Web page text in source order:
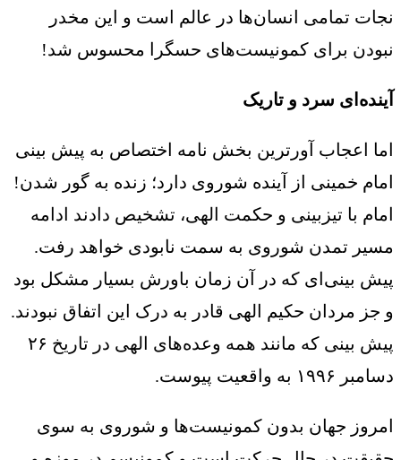
نجات تمامی انسان‌ها در عالم است و این مخدر
نبودن برای کمونیست‌های حسگرا محسوس شد!
آینده‌ای سرد و تاریک
اما اعجاب آورترین بخش نامه اختصاص به پیش بینی
امام خمینی از آینده شوروی دارد؛ زنده به گور شدن!
امام با تیزبینی و حکمت الهی، تشخیص دادند ادامه
مسیر تمدن شوروی به سمت نابودی خواهد رفت.
پیش بینی‌ای که در آن زمان باورش بسیار مشکل بود
و جز مردان حکیم الهی قادر به درک این اتفاق نبودند.
پیش بینی که مانند همه وعده‌های الهی در تاریخ ۲۶
دسامبر ۱۹۹۶ به واقعیت پیوست.
امروز جهان بدون کمونیست‌ها و شوروی به سوی